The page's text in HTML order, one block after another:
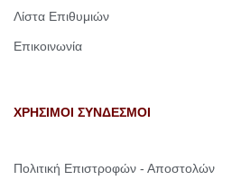
Λίστα Επιθυμιών
Επικοινωνία
ΧΡΗΣΙΜΟΙ ΣΥΝΔΕΣΜΟΙ
Πολιτική Επιστροφών - Αποστολών